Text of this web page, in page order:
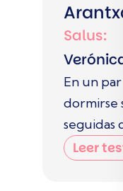
Salus:
En un
dormirse
seguidas
Leer